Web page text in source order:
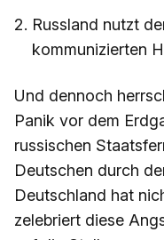
Russland nutzt
kommunizierten
Und dennoch
Panik vor dem
russischen
Deutschen durch
Deutschland hat
zelebriert diese